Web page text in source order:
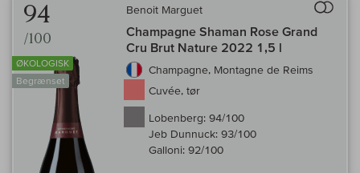
94
/100
ØKOLOGISK
Begrænset
Benoit Marguet
Champagne Shaman Rose Grand
Cru Brut Nature 2022 1,5 l
Champagne, Montagne de Reims
Cuvée, tør
Lobenberg: 94/100
Jeb Dunnuck: 93/100
Galloni: 92/100